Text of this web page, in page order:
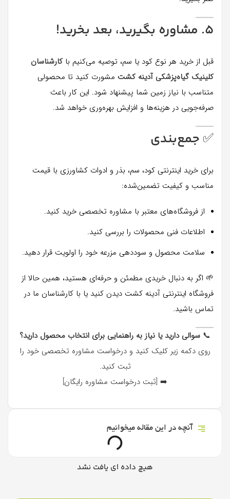
۵. مشاوره بگیرید، بعد بخرید!
قبل از خرید هر نوع کود یا سم، توصیه می‌کنیم با کارشناسان
کلینیک گیاه‌پزشکی آدینه کشت مشورت کنید تا محصولی
متناسب با نیاز زمین شما پیشنهاد شود. این کار باعث
صرفه‌جویی در هزینه‌ها و افزایش بهره‌وری خواهد شد.
✅ جمع‌بندی
برای خرید اینترنتی کود، سم، بذر و ادوات کشاورزی با قیمت
مناسب و کیفیت تضمین‌شده:
از فروشگاه‌های معتبر با مشاوره تخصصی خرید کنید.
اطلاعات فنی محصولات را بررسی کنید.
سلامت محصول و سوددهی مزرعه خود را اولویت قرار دهید.
🌱 اگر به دنبال خریدی مطمئن و حرفه‌ای هستید، همین حالا از
فروشگاه اینترنتی آدینه کشت دیدن کنید یا با کارشناسان ما در
تماس باشید.
📞 سوالی دارید یا نیاز به راهنمایی برای انتخاب محصول دارید؟
روی دکمه زیر کلیک کنید و درخواست مشاوره تخصصی خود را
ثبت کنید.
➡️ [ثبت درخواست مشاوره رایگان]
آنچه در این مقاله میخوانیم
هیچ داده ای یافت نشد